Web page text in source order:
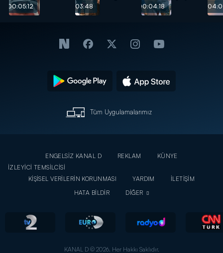
00:05:12 00:03:48 00:04:18
Tüm Uygulamalarımız
ENGELSİZ KANAL D REKLAM
KÜNYE
İZLEYİCİ TEMSİLCİSİ
KİŞİSEL VERİLERİN KORUNMASI
YARDIM
İLETİŞİM
HATA BİLDİR
DİĞER
KANAL D © 2026. Her Hakkı Saklıdır.